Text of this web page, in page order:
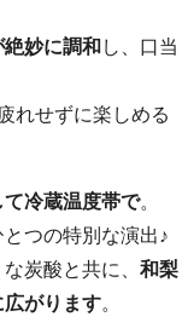
妙に調和 し、口当
れせずに楽しめる
て冷蔵温度帯で。
つの特別な演出♪
炭酸と共に、 和梨
がります。